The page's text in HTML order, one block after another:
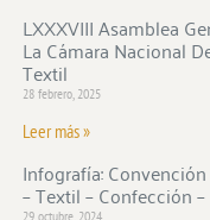
LXXXVIII Asamblea
La Cámara Nacional
Textil
28 febrero, 2025
Leer más »
Infografía:
– Textil – Confección
29 octubre, 2024